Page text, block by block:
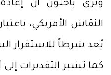
ويرى باحثون أن
النقاش الأمريكي،
يُعد شرطاً للاستقرار
كما تشير التقديرات